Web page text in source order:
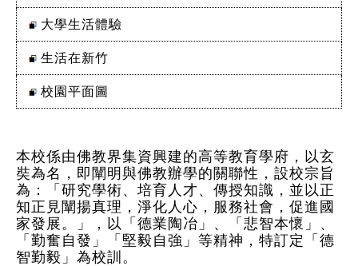
大學生活體驗
生活在新竹
校園平面圖
本校係由佛教界集資興建的高等教育學府，以玄
奘為名，即闡明與佛教辦學的關聯性，設校宗旨
為：「研究學術、培育人才、傳授知識，並以正
知正見闡揚真理，淨化人心，服務社會，促進國
家發展。」，以「德業陶冶」、「悲智本懷」、
「勤奮自發」「堅毅自強」等精神，特訂定「德
智勤毅」為校訓。